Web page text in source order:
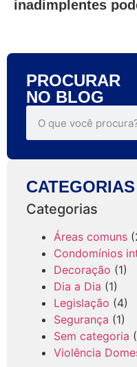
inadimplentes
PROCURAR
NO BLOG
CATEGORIAS
Categorias
Áreas comuns
Condomínios
Decoração (1)
Dia a Dia (1)
Legislação (4)
Segurança (1)
Sem categoria
Violência